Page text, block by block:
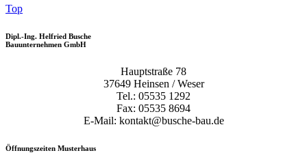
Top
Dipl.-Ing. Helfried Busche
Bauunternehmen GmbH
Hauptstraße 78
37649 Heinsen / Weser
Tel.: 05535 1292
Fax: 05535 8694
E-Mail: kontakt@busche-bau.de
Öffnungszeiten Musterhaus